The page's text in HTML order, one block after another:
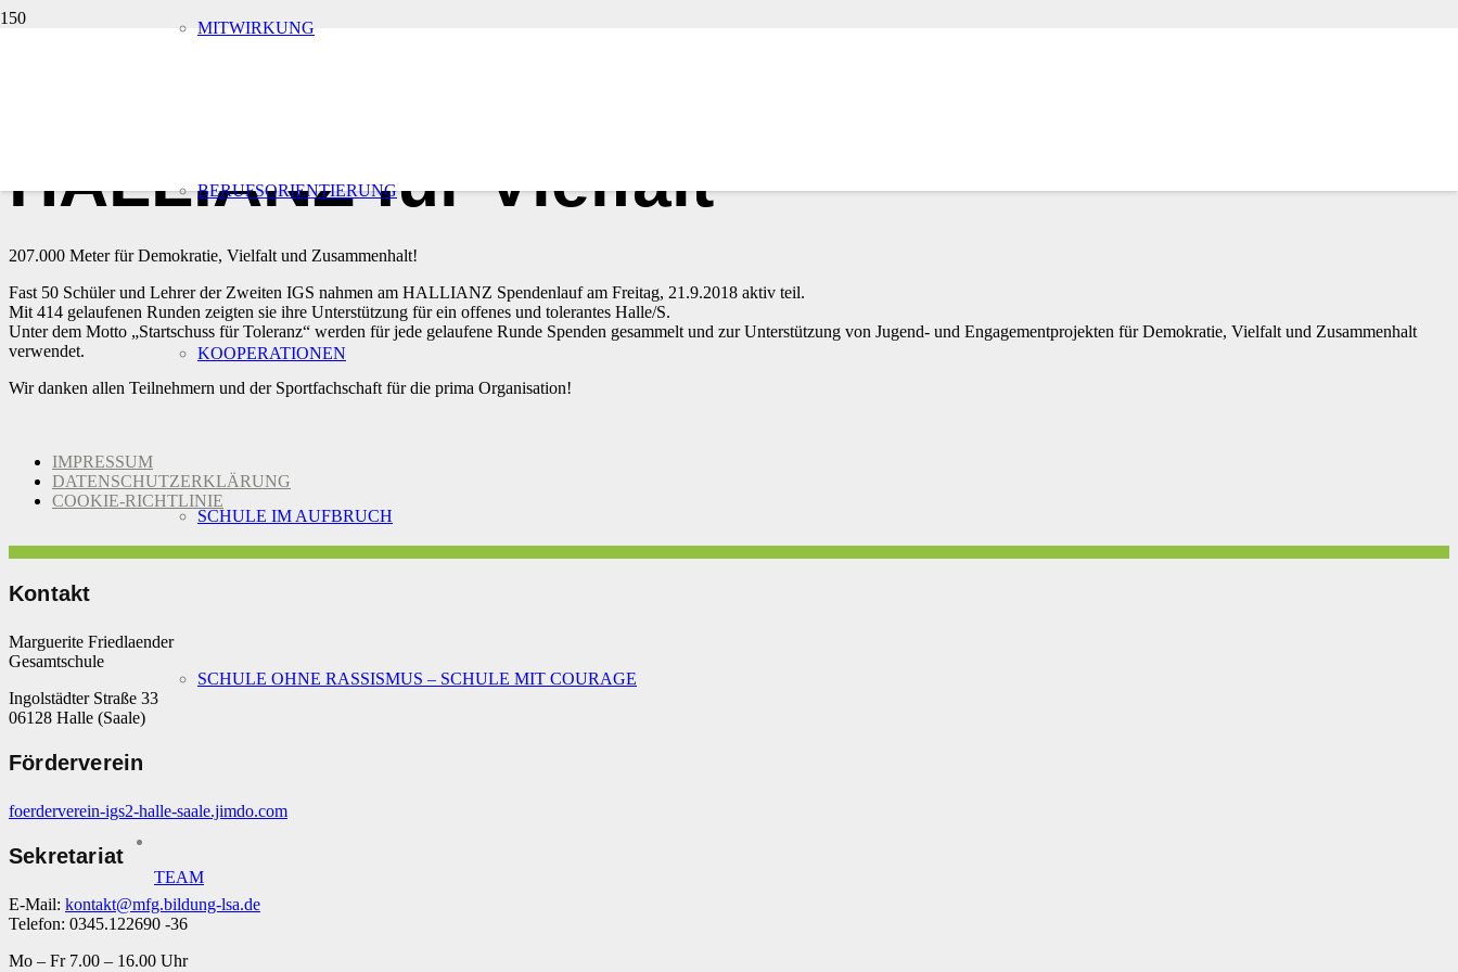
MITWIRKUNG
BERUFSORIENTIERUNG
KOOPERATIONEN
SCHULE IM AUFBRUCH
SCHULE OHNE RASSISMUS – SCHULE MIT COURAGE
TEAM
HALLIANZ für Vielfalt
207.000 Meter für Demokratie, Vielfalt und Zusammenhalt!
Fast 50 Schüler und Lehrer der Zweiten IGS nahmen am HALLIANZ Spendenlauf am Freitag, 21.9.2018 aktiv teil.
Mit 414 gelaufenen Runden zeigten sie ihre Unterstützung für ein offenes und tolerantes Halle/S.
Unter dem Motto „Startschuss für Toleranz“ werden für jede gelaufene Runde Spenden gesammelt und zur Unterstützung von Jugend- und Engagementprojekten für Demokratie, Vielfalt und Zusammenhalt
verwendet.
Wir danken allen Teilnehmern und der Sportfachschaft für die prima Organisation!
IMPRESSUM
DATENSCHUTZERKLÄRUNG
COOKIE-RICHTLINIE
Kontakt
Marguerite Friedlaender
Gesamtschule
Ingolstädter Straße 33
06128 Halle (Saale)
Förderverein
foerderverein-igs2-halle-saale.jimdo.com
Sekretariat
E-Mail: kontakt@mfg.bildung-lsa.de
Telefon: 0345.122690 -36
Mo – Fr 7.00 – 16.00 Uhr